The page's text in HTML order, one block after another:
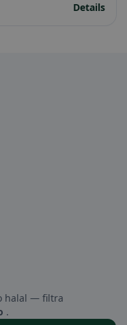
Details
halal — filtra
.